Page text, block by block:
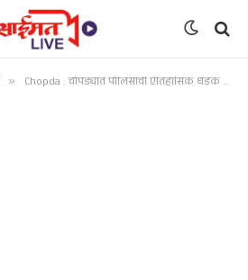
» Chopda : चोपड्यात पोलिसांची ऐतिहासिक धडक कारवाई